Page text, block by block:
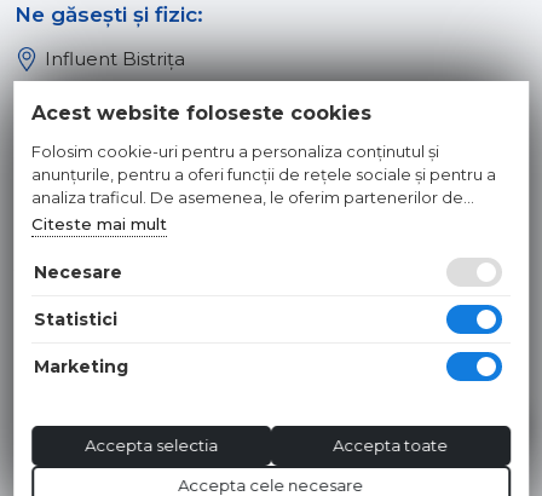
Ne găsești și fizic:
Influent Bistrița
Influent Dej
© 2026 INFLUENT SRL
Toate preturile sunt exprimate in lei si includ tva. Ofertele sunt
Hosted byNameBox
Acest website foloseste cookies
Folosim cookie-uri pentru a personaliza conținutul și
anunțurile, pentru a oferi funcții de rețele sociale și pentru a
analiza traficul. De asemenea, le oferim partenerilor de
rețele sociale, de publicitate și de analize informații cu privire
la modul în care folosiți site-ul nostru. Aceștia le pot combina
cu alte informații oferite de dvs. sau culese în urma folosirii
Citeste mai mult
Necesare
Statistici
Marketing
Accepta cele necesare
Accepta selectia Accepta toate